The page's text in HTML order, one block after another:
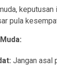
pula
Jangan asal